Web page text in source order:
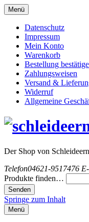
Menü
Datenschutz
Impressum
Mein Konto
Warenkorb
Bestellung
Zahlungsweisen
Versand &
Widerruf
Allgemeine
Der Shop von
Telefon04621-9517476
Produkte finden…
Springe zum Inhalt
Menü